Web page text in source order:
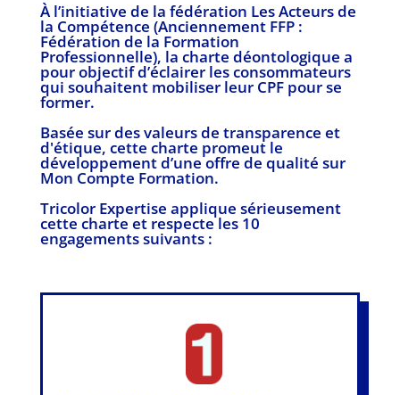
À l’initiative de la fédération Les Acteurs de
la Compétence (Anciennement FFP :
Fédération de la Formation
Professionnelle), la charte déontologique a
pour objectif d’éclairer les consommateurs
qui souhaitent mobiliser leur CPF pour se
former.
Basée sur des valeurs de transparence et
d'étique, cette charte promeut le
développement d’une offre de qualité sur
Mon Compte Formation.
Tricolor Expertise applique sérieusement
cette charte et respecte les 10
engagements suivants :